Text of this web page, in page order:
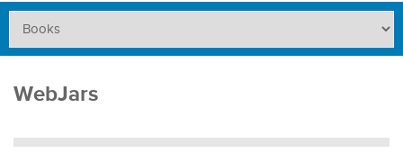
WebJars